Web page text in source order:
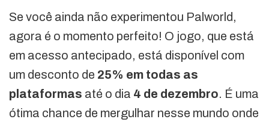
Se você ainda não experimentou Palworld,
agora é o momento perfeito! O jogo, que está
em acesso antecipado, está disponível com
um desconto de 25% em todas as
plataformas até o dia 4 de dezembro. É uma
ótima chance de mergulhar nesse mundo onde